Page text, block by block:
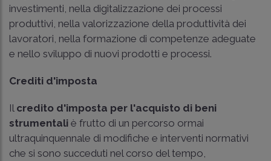
investimenti, nella digitalizzazione dei processi
produttivi, nella valorizzazione della produttività dei
lavoratori, nella formazione di competenze adeguate
e nello sviluppo di nuovi prodotti e processi.
Crediti d'imposta
Il credito d'imposta per l'acquisto di beni
strumentali è frutto di un percorso ormai
ultraquinquennale di modifiche e interventi normativi
che si sono succeduti nel corso del tempo,